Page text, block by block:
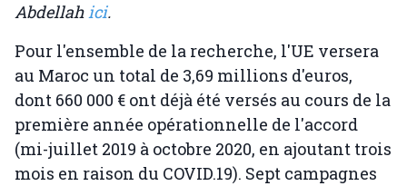
Abdellahici.
Pour l'ensemble de la recherche, l'UE versera
au Maroc un total de 3,69 millions d'euros,
dont 660 000 € ont déjà été versés au cours de la
première année opérationnelle de l'accord
(mi-juillet 2019 à octobre 2020, en ajoutant trois
mois en raison du COVID.19). Sept campagnes